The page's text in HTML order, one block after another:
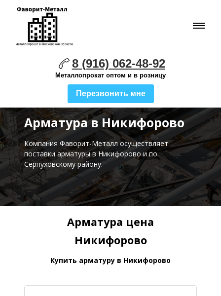
8 (916) 062-48-92
Металлопрокат оптом и в розницу
Перезвонить мне
Арматура в Никифорово
Компания Фаворит-Металл осуществляет
поставкиарматуры в Никифорово и по
Серпуховскому району.
Арматура цена
Никифорово
Купить арматуру в Никифорово